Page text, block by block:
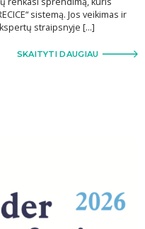
sistemą. Jos veikimas ir
straipsnyje […]
SKAITYTI DAUGIAU